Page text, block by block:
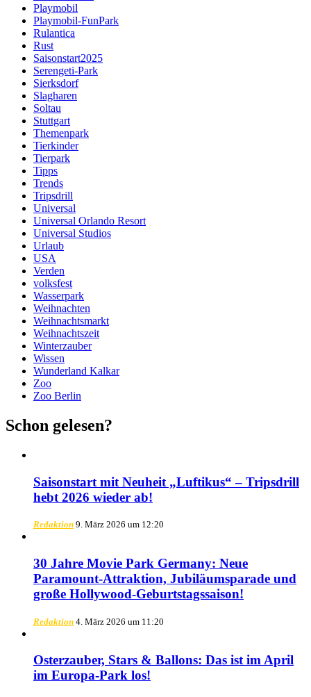
Playmobil
Playmobil-FunPark
Rulantica
Rust
Saisonstart2025
Serengeti-Park
Sierksdorf
Slagharen
Soltau
Stuttgart
Themenpark
Tierkinder
Tierpark
Tipps
Trends
Tripsdrill
Universal
Universal Orlando Resort
Universal Studios
Urlaub
USA
Verden
volksfest
Wasserpark
Weihnachten
Weihnachtsmarkt
Weihnachtszeit
Winterzauber
Wissen
Wunderland Kalkar
Zoo
Zoo Berlin
Schon gelesen?
Saisonstart mit Neuheit „Luftikus“ – Tripsdrill
hebt 2026 wieder ab!
Redaktion 9. März 2026 um 12:20
30 Jahre Movie Park Germany: Neue
Paramount-Attraktion, Jubiläumsparade und
große Hollywood-Geburtstagssaison!
Redaktion 4. März 2026 um 11:20
Osterzauber, Stars & Ballons: Das ist im April
im Europa-Park los!